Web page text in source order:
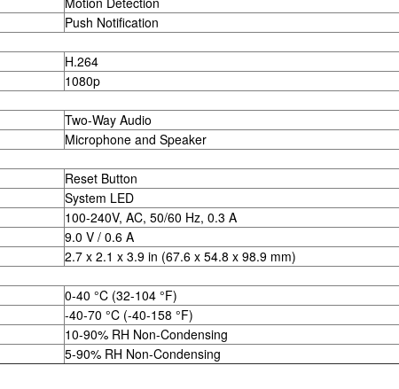
Push Notification
H.264
1080p
Two-Way Audio
Microphone and Speaker
Reset Button
System LED
100-240V, AC, 50/60 Hz, 0.3 A
9.0 V / 0.6 A
2.7 x 2.1 x 3.9 in (67.6 x 54.8 x 98.9 mm)
0-40 °C (32-104 °F)
-40-70 °C (-40-158 °F)
10-90% RH Non-Condensing
5-90% RH Non-Condensing